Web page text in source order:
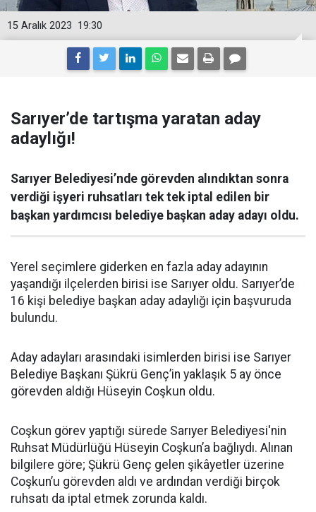
19:30
15 Aralık 2023
Sarıyer’de tartışma yaratan aday
adaylığı!
Sarıyer Belediyesi’nde görevden alındıktan sonra
verdiği işyeri ruhsatları tek tek iptal edilen bir
başkan yardımcısı belediye başkan aday adayı oldu.
Yerel seçimlere giderken en fazla aday adayının
yaşandığı ilçelerden birisi ise Sarıyer oldu. Sarıyer’de
16 kişi belediye başkan aday adaylığı için başvuruda
bulundu.
Aday adayları arasındaki isimlerden birisi ise Sarıyer
Belediye Başkanı Şükrü Genç’in yaklaşık 5 ay önce
görevden aldığı Hüseyin Coşkun oldu.
Coşkun görev yaptığı sürede Sarıyer Belediyesi'nin
Ruhsat Müdürlüğü Hüseyin Coşkun’a bağlıydı. Alınan
bilgilere göre; Şükrü Genç gelen şikâyetler üzerine
Coşkun’u görevden aldı ve ardından verdiği birçok
ruhsatı da iptal etmek zorunda kaldı.